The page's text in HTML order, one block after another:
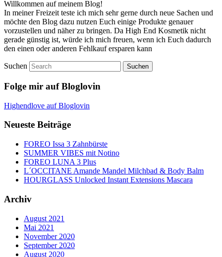
Willkommen auf meinem Blog!
In meiner Freizeit teste ich mich sehr gerne durch neue Sachen und
möchte den Blog dazu nutzen Euch einige Produkte genauer
vorzustellen und näher zu bringen. Da High End Kosmetik nicht
gerade günstig ist, würde ich mich freuen, wenn ich Euch dadurch
den einen oder anderen Fehlkauf ersparen kann
Suchen
Folge mir auf Bloglovin
Highendlove auf Bloglovin
Neueste Beiträge
FOREO Issa 3 Zahnbürste
SUMMER VIBES mit Notino
FOREO LUNA 3 Plus
L´OCCITANE Amande Mandel Milchbad & Body Balm
HOURGLASS Unlocked Instant Extensions Mascara
Archiv
August 2021
Mai 2021
November 2020
September 2020
August 2020